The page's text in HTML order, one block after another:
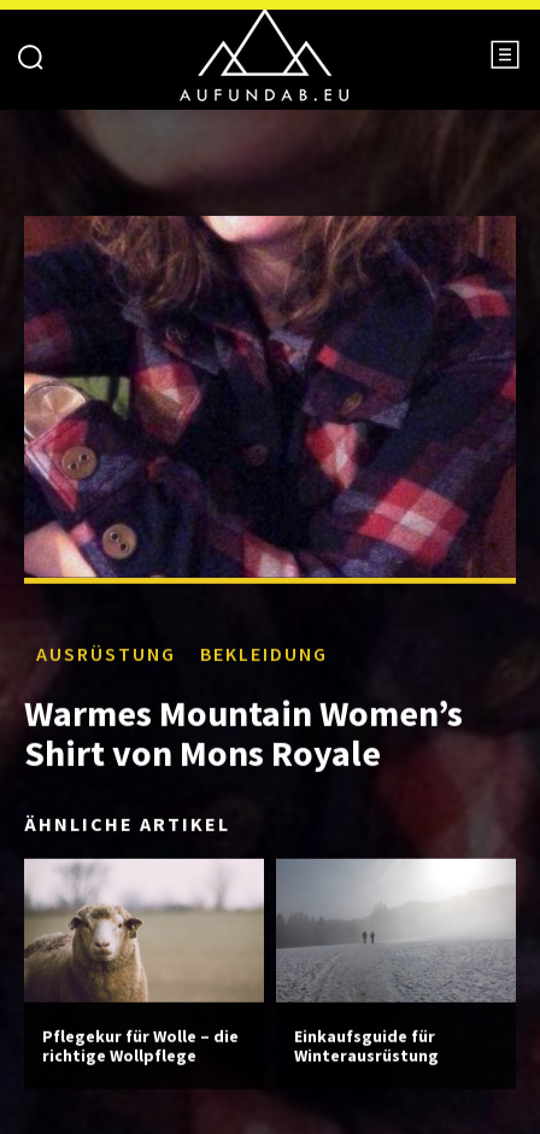
AUSRÜSTUNG BEKLEIDUNG
Warmes Mountain Women’s
Shirt von Mons Royale
ÄHNLICHE ARTIKEL
Pflegekur für Wolle – die
richtige Wollpflege
Einkaufsguide für
Winterausrüstung